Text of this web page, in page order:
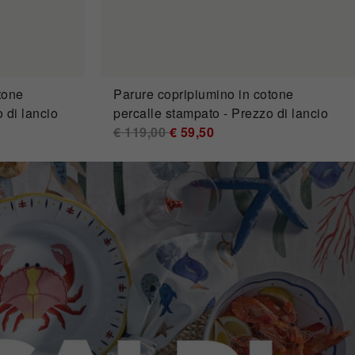
di lancio
Parure copripiumino in cotone
percalle stampato - Prezzo di lancio
Price reduced from
€ 119,00to
€ 59,50